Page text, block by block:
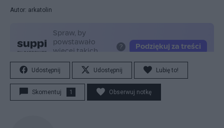
Autor: arkatolin
Udostępnij Udostępnij Lubię to!
Skomentuj 1 Obserwuj notkę